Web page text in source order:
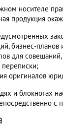
носителе
продукция
бизнес-
для
оригиналов
и блокнотах
с